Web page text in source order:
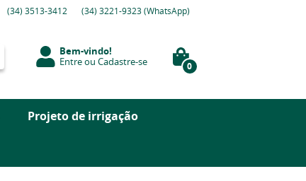
(34) 3513-3412 (34) 3221-9323(WhatsApp)
Bem-vindo!
EntreouCadastre-se 0
Projeto de irrigação